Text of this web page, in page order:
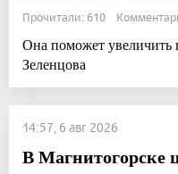
Прочитали: 610
Она поможет увеличить
Зеленцова
14:57, 6 авг 2026
В Магнитогорске